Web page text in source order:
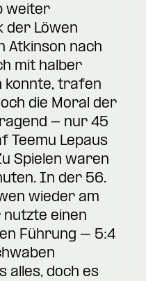
weiter
der Löwen
Atkinson nach
mit halber
konnte, trafen
die Moral der
- nur 45
Teemu Lepaus
Spielen waren
In der 56.
wieder am
nutzte einen
Führung – 5:4
alles, doch es